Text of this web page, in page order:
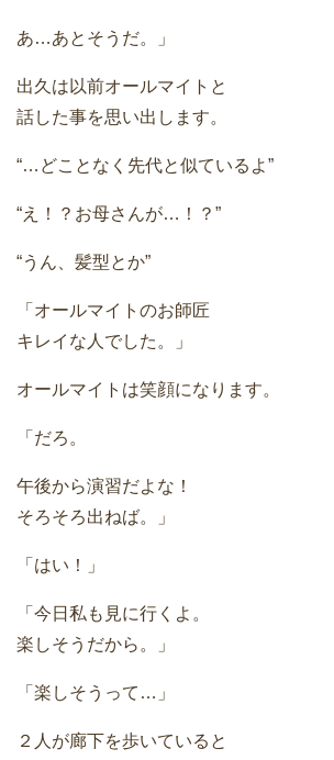
あ…あとそうだ。」
出久は以前オールマイトと
話した事を思い出します。
“…どことなく先代と似ているよ”
“え！？お母さんが…！？”
“うん、髪型とか”
「オールマイトのお師匠
キレイな人でした。」
オールマイトは笑顔になります。
「だろ。
午後から演習だよな！
そろそろ出ねば。」
「はい！」
「今日私も見に行くよ。
楽しそうだから。」
「楽しそうって…」
２人が廊下を歩いていると